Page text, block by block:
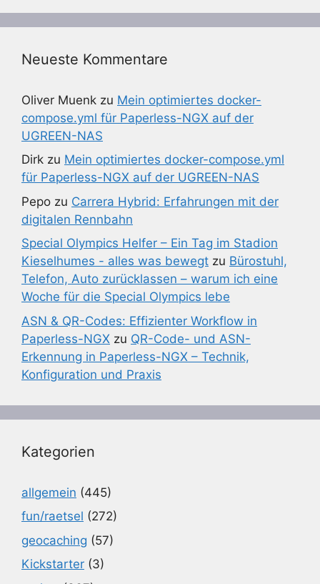
Neueste Kommentare
Oliver Muenk zu Mein optimiertes docker-
compose.yml für Paperless-NGX auf der
UGREEN-NAS
Dirk zu Mein optimiertes docker-compose.yml
für Paperless-NGX auf der UGREEN-NAS
Pepo zu Carrera Hybrid: Erfahrungen mit der
digitalen Rennbahn
Special Olympics Helfer – Ein Tag im Stadion
Kieselhumes - alles was bewegt zu Bürostuhl,
Telefon, Auto zurücklassen – warum ich eine
Woche für die Special Olympics lebe
ASN & QR-Codes: Effizienter Workflow in
Paperless-NGX zu QR-Code- und ASN-
Erkennung in Paperless-NGX – Technik,
Konfiguration und Praxis
Kategorien
allgemein (445)
fun/raetsel (272)
geocaching (57)
Kickstarter (3)